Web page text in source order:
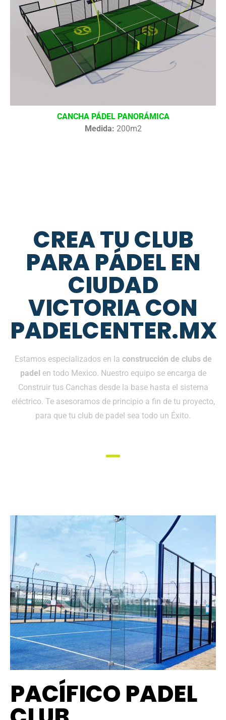
CANCHA PÁDEL PANORÁMICA
Medida: 200m2
CREA TU CLUB
PARA PÁDEL EN
CIUDAD
VICTORIA CON
PADELCENTER.MX
Estamos especializados en la construcción de clubs de
padel en todo Mexico. Nuestro equipo se encarga de
Construir tus Canchas desde la base hasta el sistema
eléctrico. Te asesoramos de principio a fin de tu proyecto,
para que tu club de padel sea todo un Éxito.
PACÍFICO PADEL